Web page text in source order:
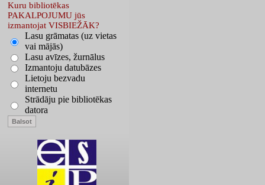
Kuru bibliotēkas
PAKALPOJUMU jūs
izmantojat VISBIEŽĀK?
Lasu grāmatas (uz vietas
vai mājās)
Lasu avīzes, žurnālus
Izmantoju datubāzes
Lietoju bezvadu
internetu
Strādāju pie bibliotēkas
datora